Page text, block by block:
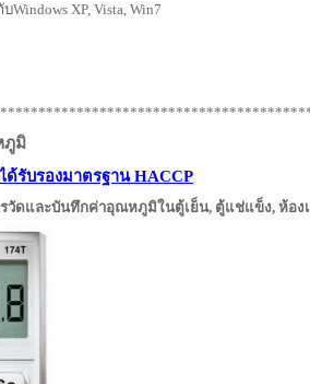
บWindows XP, Vista, Win7
ภูมิ
ได้รับรองมาตรฐาน HACCP
รวัดและบันทึกค่าอุณหภูมิในตู้เย็น, ตู้แช่แข็ง, ห้อง